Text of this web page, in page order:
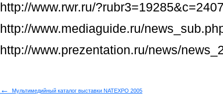
http://www.rwr.ru/
http://www.mediaguide.ru/
http://www.prezentation.ru/news/
← Мультимедийный каталог выставки NATEXPO 2005